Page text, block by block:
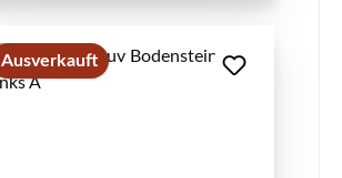
Ausverkauft